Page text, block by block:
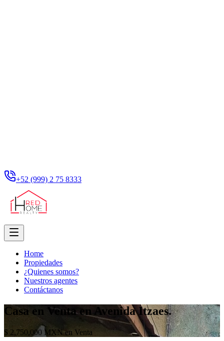
+52 (999) 2 75 8333
Home
Propiedades
¿Quienes somos?
Nuestros agentes
Contáctanos
Casa en Venta en Avenida Itzaes.
$ 2,750,000 MXN en Venta